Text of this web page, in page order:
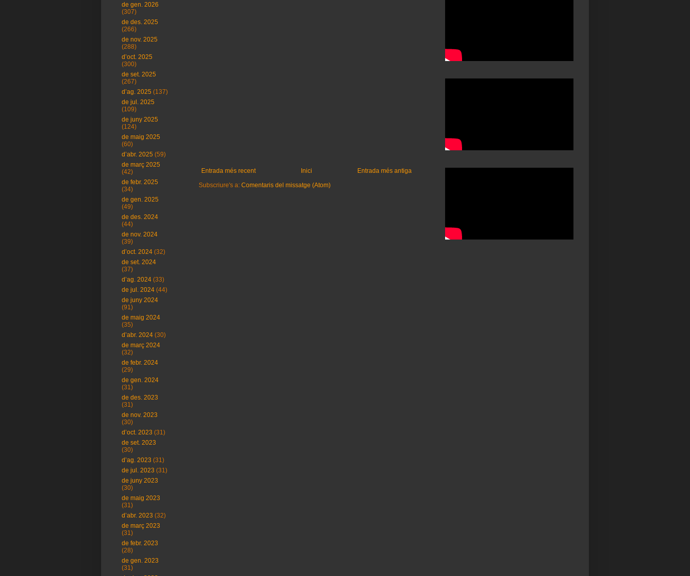
Entrada més recent Entrada més antiga
Inici
Subscriure's a: Comentaris del missatge (Atom)
de gen. 2026
(307)
de des. 2025
(266)
de nov. 2025
(288)
d’oct. 2025
(300)
de set. 2025
(267)
d’ag. 2025 (137)
de jul. 2025
(109)
de juny 2025
(124)
de maig 2025
(60)
d’abr. 2025 (59)
de març 2025
(42)
de febr. 2025
(34)
de gen. 2025
(49)
de des. 2024
(44)
de nov. 2024
(39)
d’oct. 2024 (32)
de set. 2024
(37)
d’ag. 2024 (33)
de jul. 2024 (44)
de juny 2024
(91)
de maig 2024
(35)
d’abr. 2024 (30)
de març 2024
(32)
de febr. 2024
(29)
de gen. 2024
(31)
de des. 2023
(31)
de nov. 2023
(30)
d’oct. 2023 (31)
de set. 2023
(30)
d’ag. 2023 (31)
de jul. 2023 (31)
de juny 2023
(30)
de maig 2023
(31)
d’abr. 2023 (32)
de març 2023
(31)
de febr. 2023
(28)
de gen. 2023
(31)